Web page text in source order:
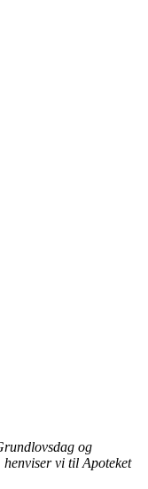
og
vi til Apoteket